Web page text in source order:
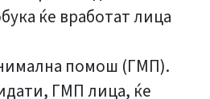
ќе вработат лица
помош (ГМП).
ГМП лица, ќе